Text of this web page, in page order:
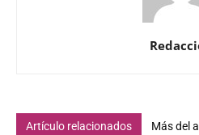
Artículo relacionados Más del